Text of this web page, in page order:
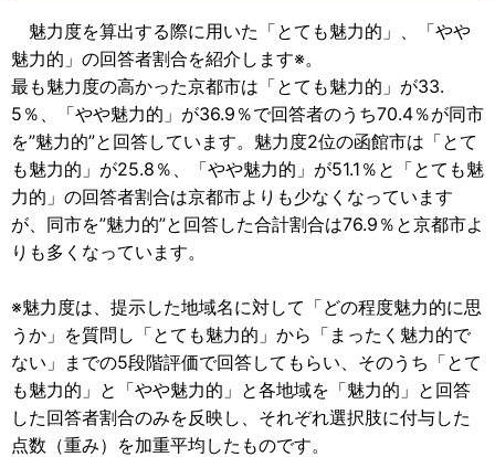
魅力度を算出する際に用いた「とても魅力的」、「やや
魅力的」の回答者割合を紹介します※。
最も魅力度の高かった京都市は「とても魅力的」が33.
5％、「やや魅力的」が36.9％で回答者のうち70.4％が同市
を”魅力的”と回答しています。魅力度2位の函館市は「とて
も魅力的」が25.8％、「やや魅力的」が51.1％と「とても魅
力的」の回答者割合は京都市よりも少なくなっています
が、同市を”魅力的”と回答した合計割合は76.9％と京都市よ
りも多くなっています。
※魅力度は、提示した地域名に対して「どの程度魅力的に思
うか」を質問し「とても魅力的」から「まったく魅力的で
ない」までの5段階評価で回答してもらい、そのうち「とて
も魅力的」と「やや魅力的」と各地域を「魅力的」と回答
した回答者割合のみを反映し、それぞれ選択肢に付与した
点数（重み）を加重平均したものです。